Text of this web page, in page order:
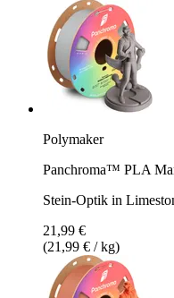
Polymaker
Panchroma™ PLA
Stein-Optik in
21,99 €
(21,99 € / kg)